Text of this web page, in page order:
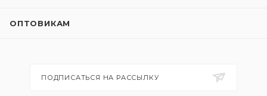
ОПТОВИКАМ
ПОДПИСАТЬСЯ НА РАССЫЛКУ